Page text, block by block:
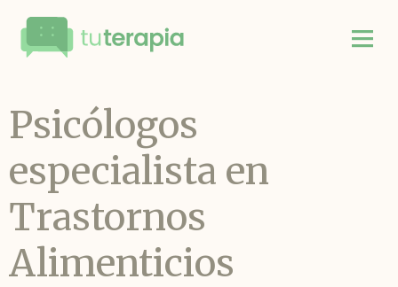
Psicólogos
especialista en
Trastornos
Alimenticios